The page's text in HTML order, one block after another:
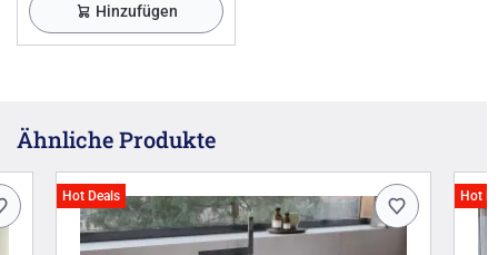
Hinzufügen
Ähnliche Produkte
Hot Deals Hot